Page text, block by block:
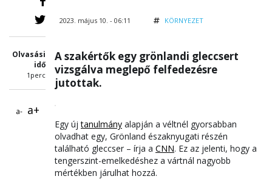
Olvasási
idő
1perc
a- a+
2023. május 10. - 06:11 KÖRNYEZET
A szakértők egy grönlandi gleccsert
vizsgálva meglepő felfedezésre
jutottak.
Egy újtanulmány alapján a véltnél gyorsabban
olvadhat egy, Grönland északnyugati részén
található gleccser – írja a CNN. Ez az jelenti, hogy a
tengerszint-emelkedéshez a vártnál nagyobb
mértékben járulhat hozzá.